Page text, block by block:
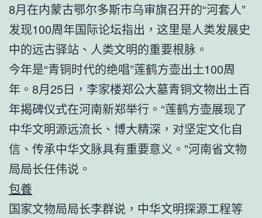
8月在内蒙古鄂尔多斯市乌审旗召开的“河套人”
发现100周年国际论坛指出，这里是人类发展史
中的远古驿站、人类文明的重要根脉。
今年是“青铜时代的绝唱”莲鹤方壶出土100周
年。8月25日，李家楼郑公大墓青铜文物出土百
年揭碑仪式在河南新郑举行。“莲鹤方壶展现了
中华文明源远流长、博大精深，对坚定文化自
信、传承中华文脉具有重要意义。”河南省文物
局局长任伟说。
包養
国家文物局局长李群说，中华文明探源工程等